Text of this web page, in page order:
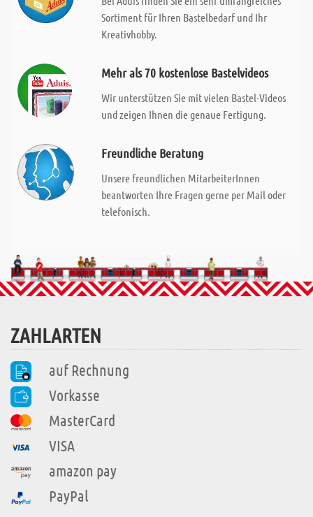
Sortiment für Ihren Bastelbedarf und Ihr
Kreativhobby.
Mehr als 70 kostenlose Bastelvideos
Wir unterstützen Sie mit vielen Bastel-Videos
und zeigen Ihnen die genaue Fertigung.
Freundliche Beratung
Unsere freundlichen MitarbeiterInnen
beantworten Ihre Fragen gerne per Mail oder
telefonisch.
ZAHLARTEN
auf Rechnung
Vorkasse
MasterCard
VISA
amazon pay
PayPal